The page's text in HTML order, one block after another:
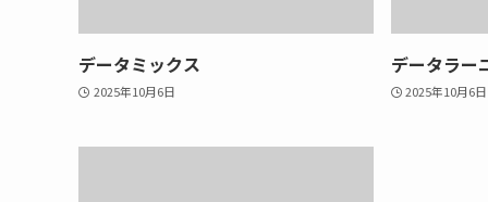
データミックス
2025年10月6日
データラー
2025年10月6日